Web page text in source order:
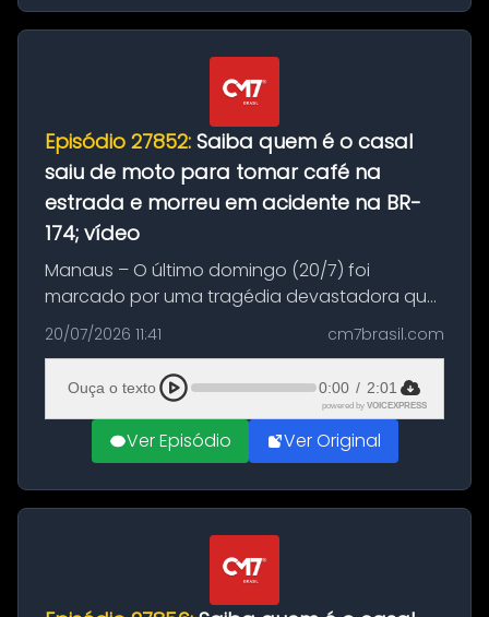
Episódio 27852: Saiba quem é o casal
saiu de moto para tomar café na
estrada e morreu em acidente na BR-
174; vídeo
Manaus – O último domingo (20/7) foi
marcado por uma tragédia devastadora que
resultou na morte precoce de dois jovens na
BR-174, na zona rural de Manaus. Um passeio
com destino a um típico café regio...
20/07/2026 11:41 cm7brasil.com
Ouça o texto 0:00 / 2:01
powered by VOICEXPRESS
Ver Episódio Ver Original